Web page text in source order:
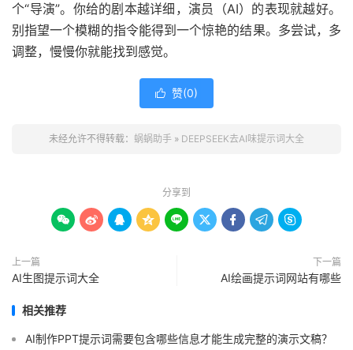
个“导演”。你给的剧本越详细，演员（AI）的表现就越好。
别指望一个模糊的指令能得到一个惊艳的结果。多尝试，多
调整，慢慢你就能找到感觉。
 赞(0)
未经允许不得转载： 蜗蜗助手 » DEEPSEEK去AI味提示词大全
分享到
        
上一篇
AI生图提示词大全
下一篇
AI绘画提示词网站有哪些
相关推荐
AI制作PPT提示词需要包含哪些信息才能生成完整的演示文稿？